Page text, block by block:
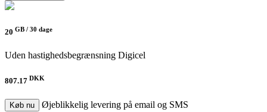
20 GB / 30 dage
Uden hastighedsbegrænsning Digicel
807.17 DKK
Køb nu
Øjeblikkelig levering på email og SMS